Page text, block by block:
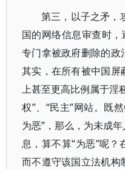
第三，以子之矛，
国的网络信息审查时，
专门拿被政府删除的政
其实，在所有被中国屏
上甚至更高比例属于淫
权”、“民主”网站。既
为恶”，那么，为未成
息，算不算“为恶”呢
而不遵守该国立法机构